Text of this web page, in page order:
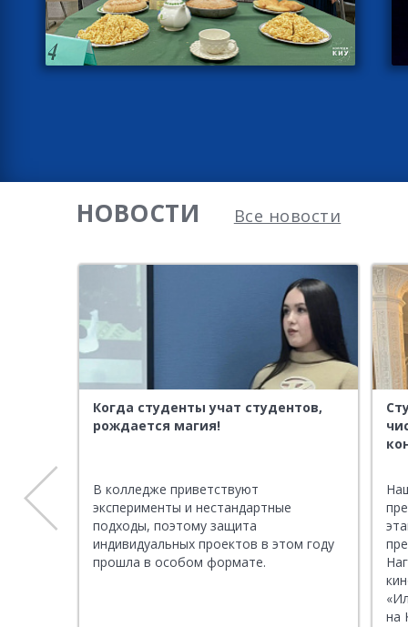
НОВОСТИ Все новости
Когда студенты учат студентов,
рождается магия!
В колледже приветствуют
эксперименты и нестандартные
подходы, поэтому защита
индивидуальных проектов в этом году
прошла в особом формате.
на